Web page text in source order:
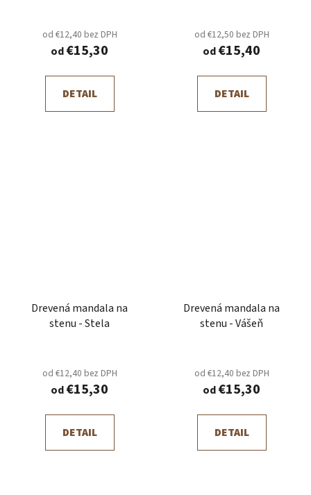
od €12,40 bez DPH
od€15,30
DETAIL
od €12,50 bez DPH
od€15,40
DETAIL
Drevená mandala na
stenu - Stela
od €12,40 bez DPH
od€15,30
DETAIL
Drevená mandala na
stenu - Vášeň
od €12,40 bez DPH
od€15,30
DETAIL